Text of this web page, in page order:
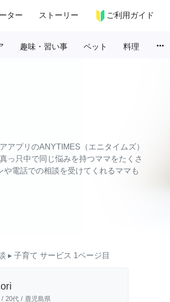
ター ストーリー ご利用ガイド
趣味・習い事 ペット 料理 more_horiz
アプリのANYTIMES（エニタイムズ）
っ只中で同じ悩みを持つママをたくさ
電話での相談を受けてくれるママも
▸ 子育て サービス 1ページ目
/ 20代 / 鹿児島県